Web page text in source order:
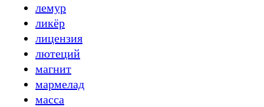
лемур
ликёр
лицензия
лютеций
магнит
мармелад
масса